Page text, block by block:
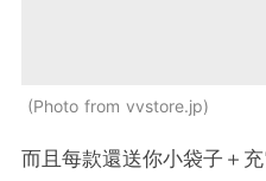
Photo from vvstore.jp
而且每款還送你小袋子＋